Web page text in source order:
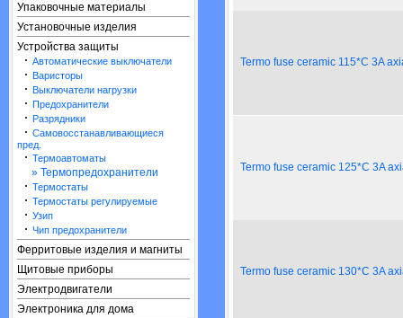
Упаковочные материалы
Установочные изделия
Устройства защиты
· Автоматические выключатели
· Варисторы
· Выключатели нагрузки
· Предохранители
· Разрядники
· Самовосстанавливающиеся
пред.
· Термоавтоматы
» Термопредохранители
· Термостаты
· Термостаты регулируемые
· Узип
· Чип предохранители
Ферритовые изделия и магниты
Щитовые приборы
Электродвигатели
Электроника для дома
Termo fuse ceramic 115*C 3A
Termo fuse ceramic 125*C 3A
Termo fuse ceramic 130*C 3A